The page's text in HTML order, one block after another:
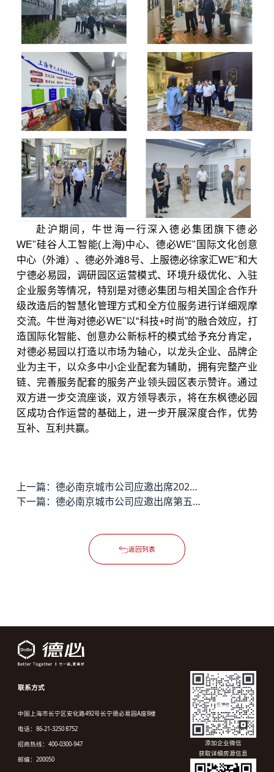
赴沪期间，牛世海一行深入德必集团旗下德必
WE"硅谷人工智能(上海)中心、德必WE"国际文化创意
中心（外滩）、德必外滩8号、上服德必徐家汇WE"和大
宁德必易园 ，调研园区运营模式、环境升级优化、入驻
企业服务等情况，特别是对德必集团与相关国企合作升
级改造后的智慧化管理方式和全方位服务进行详细观摩
交流。牛世海对德必WE"以“科技+时尚”的融合效应，打
造国际化智能、创意办公新标杆的模式给予充分肯定，
对德必易园以打造以市场为轴心，以龙头企业、品牌企
业为主干，以众多中小企业配套为辅助，拥有完整产业
链、完善服务配套的服务产业领头园区表示赞许。通过
双方进一步交流座谈，双方领导表示，将在东枫德必园
区成功合作运营的基础上，进一步开展深度合作，优势
互补、互利共赢。
上一篇：
德必南京城市公司应邀出席2021中国南京金秋经贸洽谈会玄武专场活动
下一篇：
德必南京城市公司应邀出席第五届南京玄武国际城市休闲旅游节开幕式
返回列表
联系方式
中国上海市长宁区安化路492号长宁德必易园A座8楼
电话：86-21-3250 8752
招商热线：400-0300-947
邮编：200050
添加企业微信
获取详细房源信息